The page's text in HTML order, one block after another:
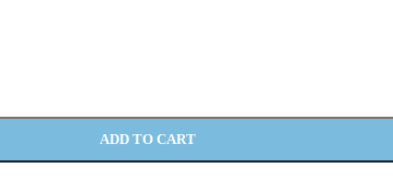
ADD TO CART